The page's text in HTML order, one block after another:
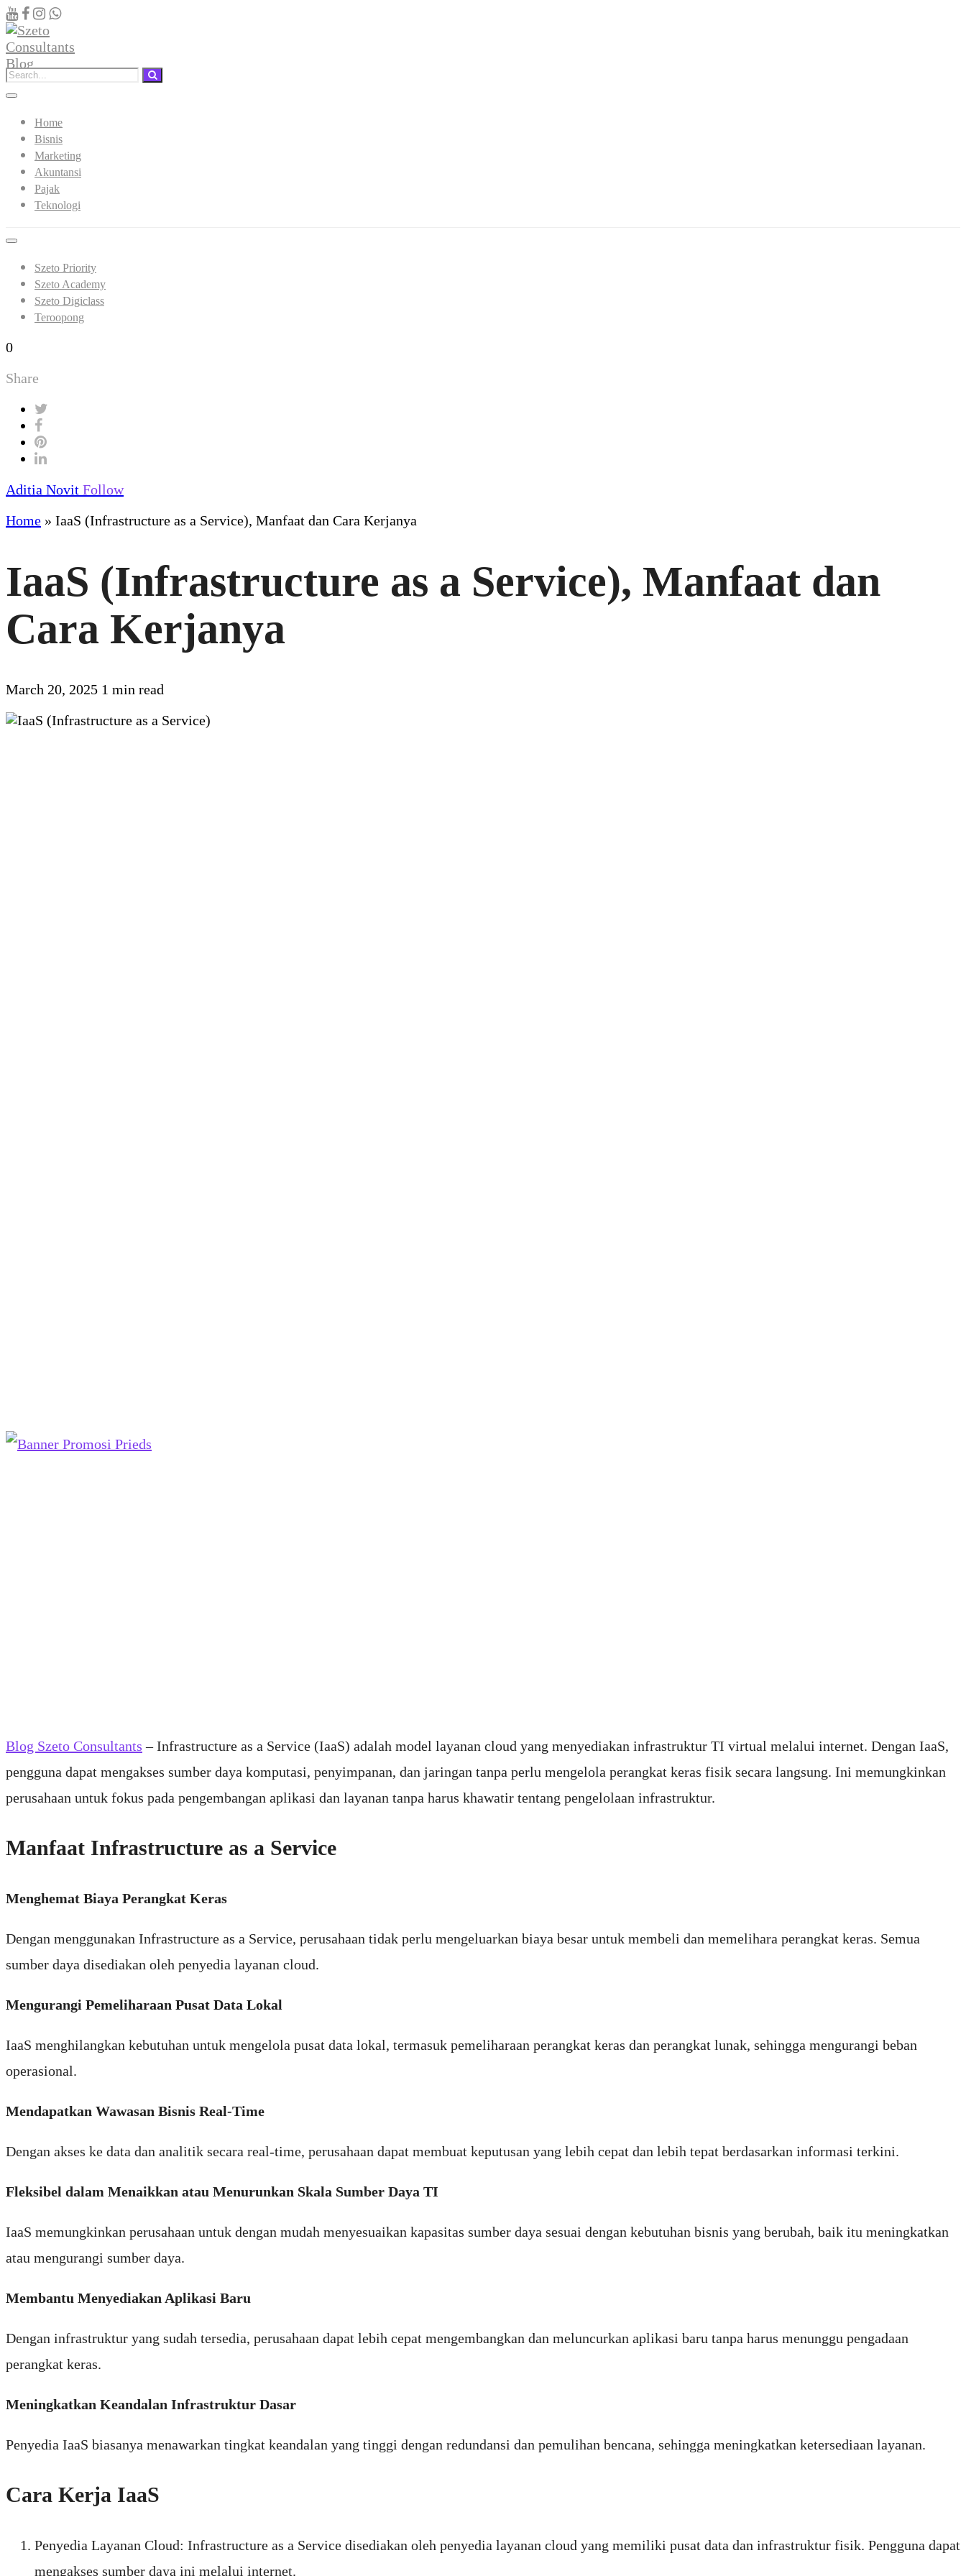
Home
Bisnis
Marketing
Akuntansi
Pajak
Teknologi
Szeto Priority
Szeto Academy
Szeto Digiclass
Teroopong
0
Share
Aditia Novit Follow
Home » IaaS (Infrastructure as a Service), Manfaat dan Cara Kerjanya
IaaS (Infrastructure as a Service), Manfaat dan
Cara Kerjanya
March 20, 2025 1 min read
Blog Szeto Consultants – Infrastructure as a Service (IaaS) adalah model layanan cloud yang menyediakan infrastruktur TI virtual melalui internet. Dengan IaaS,
pengguna dapat mengakses sumber daya komputasi, penyimpanan, dan jaringan tanpa perlu mengelola perangkat keras fisik secara langsung. Ini memungkinkan
perusahaan untuk fokus pada pengembangan aplikasi dan layanan tanpa harus khawatir tentang pengelolaan infrastruktur.
Manfaat Infrastructure as a Service
Menghemat Biaya Perangkat Keras
Dengan menggunakan Infrastructure as a Service, perusahaan tidak perlu mengeluarkan biaya besar untuk membeli dan memelihara perangkat keras. Semua
sumber daya disediakan oleh penyedia layanan cloud.
Mengurangi Pemeliharaan Pusat Data Lokal
IaaS menghilangkan kebutuhan untuk mengelola pusat data lokal, termasuk pemeliharaan perangkat keras dan perangkat lunak, sehingga mengurangi beban
operasional.
Mendapatkan Wawasan Bisnis Real-Time
Dengan akses ke data dan analitik secara real-time, perusahaan dapat membuat keputusan yang lebih cepat dan lebih tepat berdasarkan informasi terkini.
Fleksibel dalam Menaikkan atau Menurunkan Skala Sumber Daya TI
IaaS memungkinkan perusahaan untuk dengan mudah menyesuaikan kapasitas sumber daya sesuai dengan kebutuhan bisnis yang berubah, baik itu meningkatkan
atau mengurangi sumber daya.
Membantu Menyediakan Aplikasi Baru
Dengan infrastruktur yang sudah tersedia, perusahaan dapat lebih cepat mengembangkan dan meluncurkan aplikasi baru tanpa harus menunggu pengadaan
perangkat keras.
Meningkatkan Keandalan Infrastruktur Dasar
Penyedia IaaS biasanya menawarkan tingkat keandalan yang tinggi dengan redundansi dan pemulihan bencana, sehingga meningkatkan ketersediaan layanan.
Cara Kerja IaaS
Penyedia Layanan Cloud: Infrastructure as a Service disediakan oleh penyedia layanan cloud yang memiliki pusat data dan infrastruktur fisik. Pengguna dapat
mengakses sumber daya ini melalui internet.